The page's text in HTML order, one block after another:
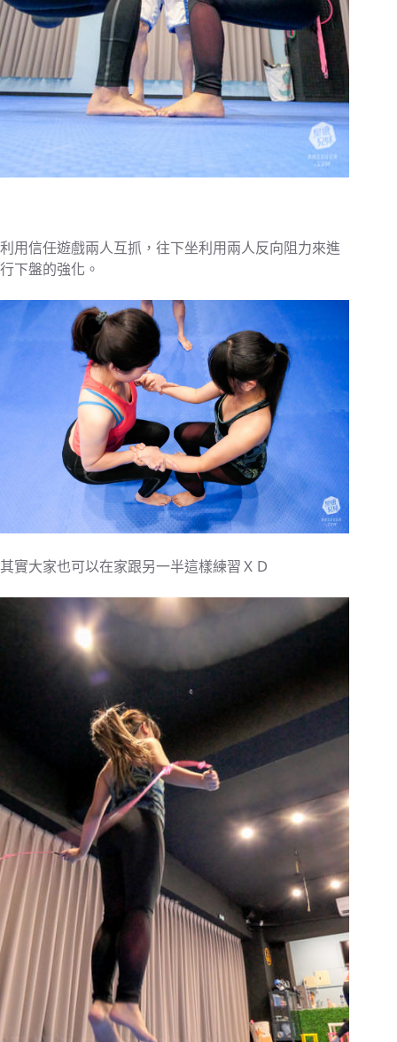
利用信任遊戲兩人互抓，往下坐利用兩人反向阻力來進
行下盤的強化。
其實大家也可以在家跟另一半這樣練習ＸＤ